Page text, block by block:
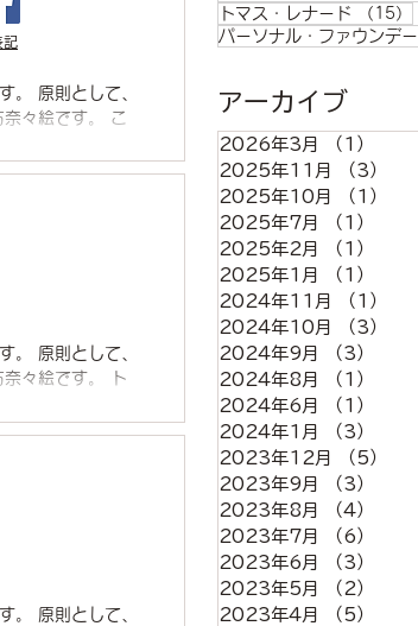
。 原則として、
々絵です。 こ
。 原則として、
絵です。 ト
。 原則として、
トマス・レナード
（15）
パーソナル・ファウンデ
アーカイブ
2026年3月 （1）
2025年11月
（3）
2025年10月
（1）
2025年7月
（1）
2025年2月
（1）
2025年1月
（1）
2024年11月
（1）
2024年10月
（3）
2024年9月
（3）
2024年8月
（1）
2024年6月
（1）
2024年1月
（3）
2023年12月
（5）
2023年9月
（3）
2023年8月
（4）
2023年7月
（6）
2023年6月
（3）
2023年5月
（2）
2023年4月
（5）
記